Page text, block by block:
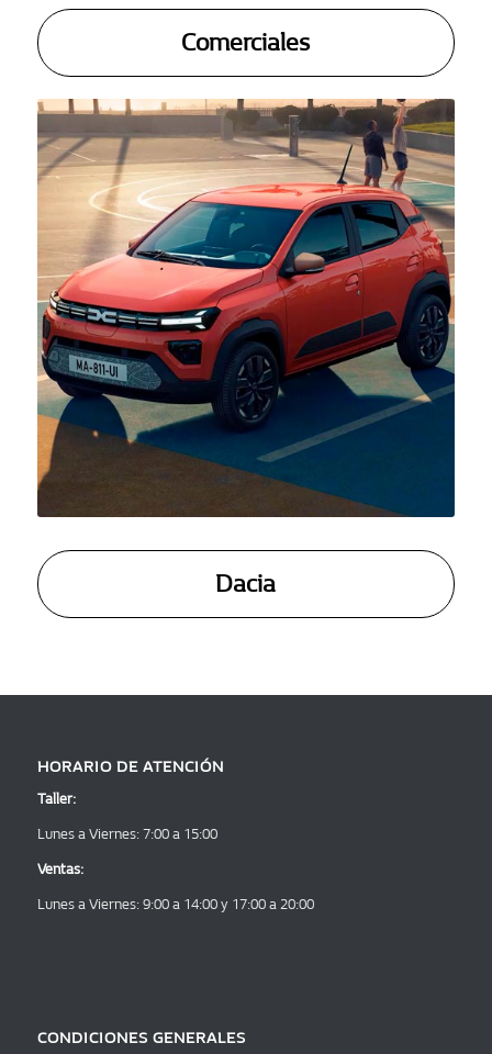
Comerciales
Dacia
HORARIO DE ATENCIÓN
Taller:
Lunes a Viernes: 7:00 a 15:00
Ventas:
Lunes a Viernes: 9:00 a 14:00 y 17:00 a 20:00
CONDICIONES GENERALES